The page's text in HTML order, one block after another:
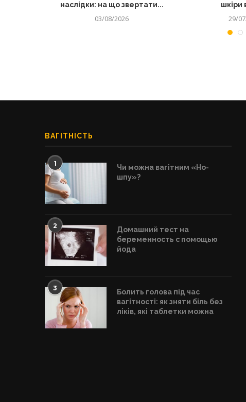
наслідки: на що звертати...
03/08/2026
шкіри
29/
ВАГІТНІСТЬ
1
Чи можна вагітним «Но-
шпу»?
2
Домашний тест на
беременность с помощью
йода
3
Болить голова під час
вагітності: як зняти біль без
ліків, які таблетки можна